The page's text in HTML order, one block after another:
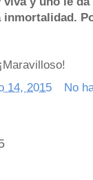
14, 2015
No